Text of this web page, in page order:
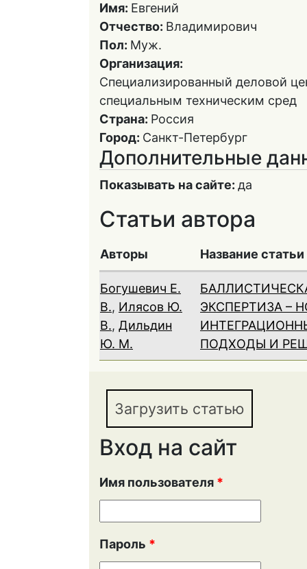
Имя: Евгений
Отчество: Владимирович
Пол: Муж.
Организация:
Специализированный деловой
специальным техническим сред
Страна: Россия
Город: Санкт-Петербург
Дополнительные
Показывать на сайте: да
Статьи автора
Авторы Название статьи
Богушевич Е.
В., Илясов Ю.
В., Дильдин
Ю. М.
ЭКСПЕРТИЗА –
ПОДХОДЫ И
Загрузить статью
Вход на сайт
Имя пользователя *
Пароль *